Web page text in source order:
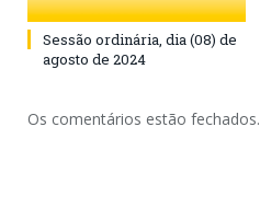
Sessão ordinária, dia (08) de
agosto de 2024
Os comentários estão fechados.